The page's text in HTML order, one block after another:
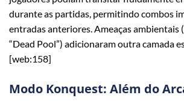
durante as partidas, permitindo combos
entradas anteriores. Ameaças ambientais
“Dead Pool”) adicionaram outra camada
[web:158]
Modo Konquest: Além do